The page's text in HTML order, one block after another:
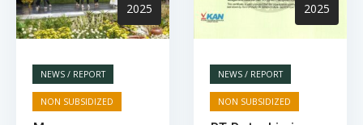
2025
NEWS / REPORT
NON SUBSIDIZED
2025
NEWS / REPORT
NON SUBSIDIZED